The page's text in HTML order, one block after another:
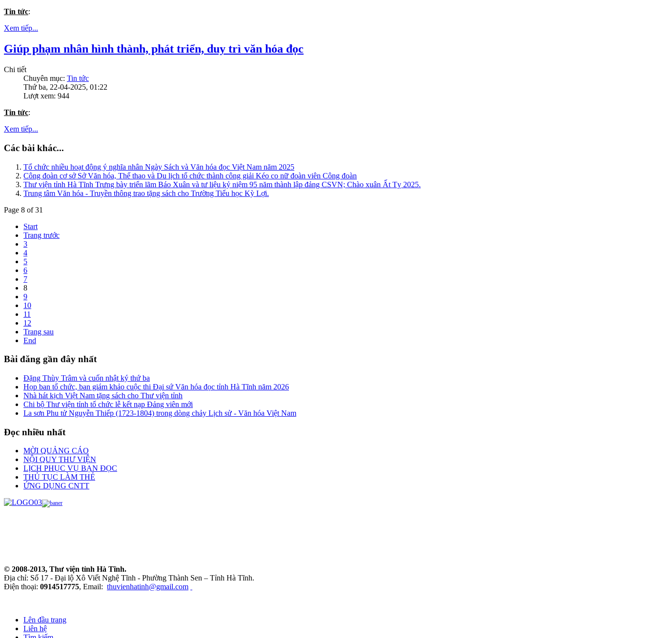
Tin tức:
Xem tiếp...
Giúp phạm nhân hình thành, phát triển, duy trì văn hóa đọc
Chi tiết
Chuyên mục: Tin tức
Thứ ba, 22-04-2025, 01:22
Lượt xem: 944
Tin tức:
Xem tiếp...
Các bài khác...
Tổ chức nhiều hoạt động ý nghĩa nhân Ngày Sách và Văn hóa đọc Việt Nam năm 2025
Công đoàn cơ sở Sở Văn hóa, Thể thao và Du lịch tổ chức thành công giải Kéo co nữ đoàn viên Công đoàn
Thư viện tỉnh Hà Tĩnh Trưng bày triển lãm Báo Xuân và tư liệu kỷ niệm 95 năm thành lập đảng CSVN; Chào xuân Ất Tỵ 2025.
Trung tâm Văn hóa - Truyền thông trao tặng sách cho Trường Tiểu học Kỳ Lợi.
Page 8 of 31
Start
Trang trước
3
4
5
6
7
8
9
10
11
12
Trang sau
End
Bài đăng gần đây nhất
Đặng Thùy Trâm và cuốn nhật ký thứ ba
Họp ban tổ chức, ban giám khảo cuộc thi Đại sứ Văn hóa đọc tỉnh Hà Tĩnh năm 2026
Nhà hát kịch Việt Nam tặng sách cho Thư viện tỉnh
Chi bộ Thư viện tỉnh tổ chức lễ kết nạp Đảng viên mới
La sơn Phu tử Nguyễn Thiếp (1723-1804) trong dòng chảy Lịch sử - Văn hóa Việt Nam
Đọc nhiều nhất
MỜI QUẢNG CÁO
NỘI QUY THƯ VIỆN
LỊCH PHỤC VỤ BẠN ĐỌC
THỦ TỤC LÀM THẺ
ỨNG DỤNG CNTT
© 2008-2013, Thư viện tỉnh Hà Tĩnh.
Địa chỉ: Số 17 - Đại lộ Xô Viết Nghệ Tĩnh - Phường Thành Sen – Tỉnh Hà Tĩnh.
Điện thoại: 0914517775, Email: thuvienhatinh@gmail.com
Lên đầu trang
Liên hệ